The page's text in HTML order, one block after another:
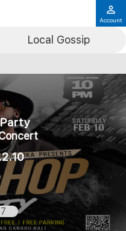
Local Gossip
Account